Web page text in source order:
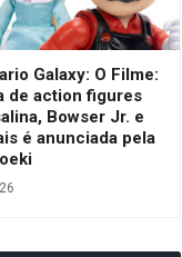
Galaxy: O Filme:
de action figures
Bowser Jr. e
é anunciada pela